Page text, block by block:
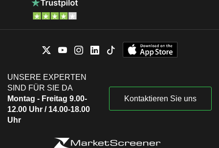
UNSERE EXPERTEN
SIND FÜR SIE DA
Montag - Freitag 9.00-
12.00 Uhr / 14.00-18.00
Uhr
Kontaktieren Sie uns